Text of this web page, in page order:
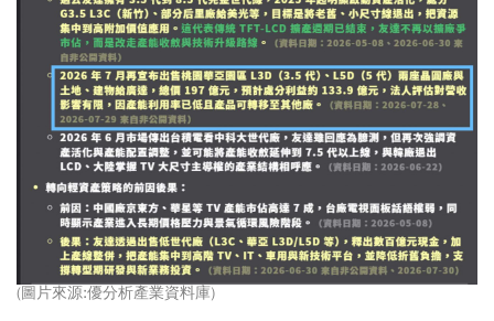
(圖片來源:優分析產業資料庫)